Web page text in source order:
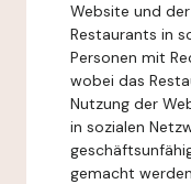
Website und
Restaurants in
Personen mit
wobei das
Nutzung der
in sozialen
gemacht